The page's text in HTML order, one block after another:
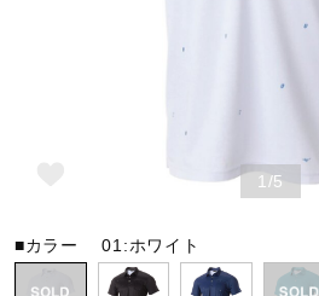
バレーボール
1/5
■カラー01:ホワイト